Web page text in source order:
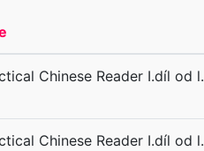
Chinese Reader I.díl od l.
Chinese Reader I.díl od l.